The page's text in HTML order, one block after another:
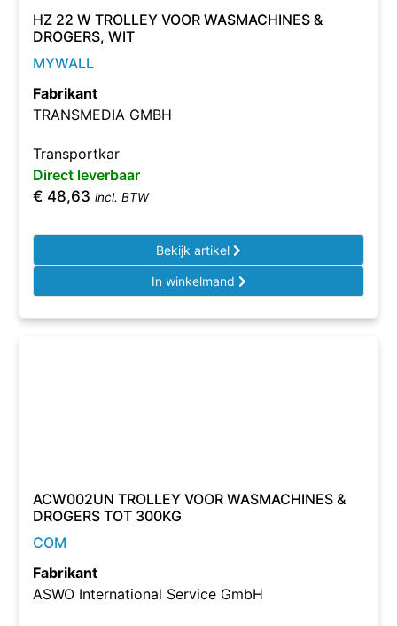
HZ 22 W TROLLEY VOOR WASMACHINES &
DROGERS, WIT
MYWALL
Fabrikant
TRANSMEDIA GMBH
Transportkar
Direct leverbaar
€ 48,63 incl. BTW
Bekijk artikel
In winkelmand
ACW002UN TROLLEY VOOR WASMACHINES &
DROGERS TOT 300KG
COM
Fabrikant
ASWO International Service GmbH